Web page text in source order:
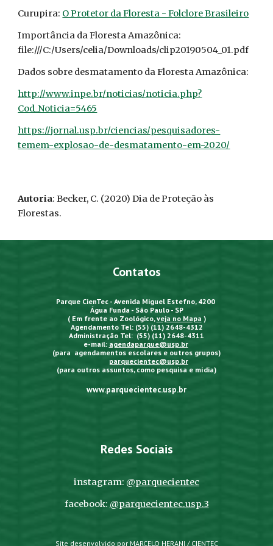
Curupira: O Protetor da Floresta - Folclore Brasileiro
Importância da Floresta Amazônica:
file:///C:/Users/celia/Downloads/clip20190504_01.pdf
Dados sobre desmatamento da Floresta Amazônica:
http://www.inpe.br/noticias/noticia.php?
Cod_Noticia=5465
https://jornal.usp.br/ciencias/pesquisadores-
temem-explosao-de-desmatamento-em-2020/
Autoria: Becker, C. (2020) Dia de Proteção às
Florestas.
Contatos
Parque CienTec - Avenida Miguel Estefno, 4200
Água Funda - São Paulo - SP
( Em frente ao Zoológico,veja no Mapa )
Agendamento Tel: (55) (11) 2648-4312
Administração Tel: (55) (11) 2648-4311
e-mail: agendaparque@usp.br
(para agendamentos escolares e outros grupos)
parquecientec@usp.br
(para outros assuntos, como pesquisa e mídia)
www.parquecientec.usp.br
Redes Sociais
instagram: @parquecientec
facebook: @parquecientec.usp.3
Site desenvolvido por MARCELO HERANI / CIENTEC